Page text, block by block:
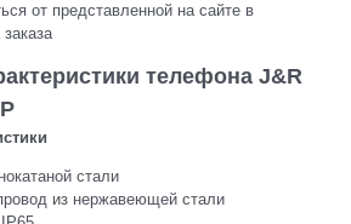
от представленной на сайте в
телефона J&R
стали
из нержавеющей стали